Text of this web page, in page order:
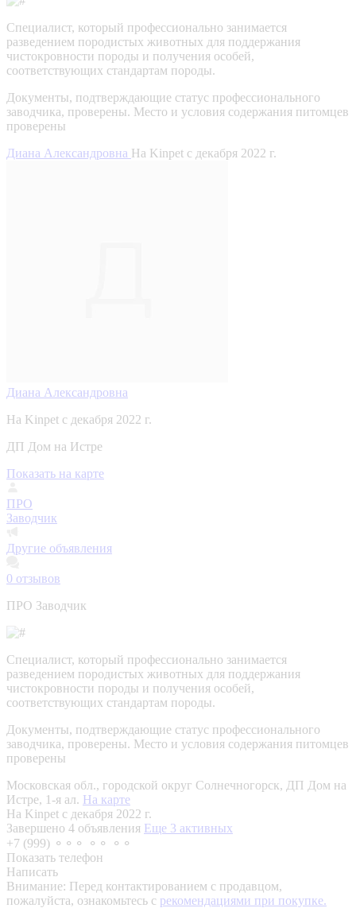
Специалист, который профессионально занимается
разведением породистых животных для поддержания
чистокровности породы и получения особей,
соответствующих стандартам породы.
Документы, подтверждающие статус профессионального
заводчика, проверены. Место и условия содержания питомцев
проверены
Диана Александровна На Kinpet c декабря 2022 г.
Диана Александровна
На Kinpet c декабря 2022 г.
ДП Дом на Истре
Показать на карте
ПРО
Заводчик
Другие объявления
0 отзывов
ПРО Заводчик
Специалист, который профессионально занимается
разведением породистых животных для поддержания
чистокровности породы и получения особей,
соответствующих стандартам породы.
Документы, подтверждающие статус профессионального
заводчика, проверены. Место и условия содержания питомцев
проверены
Московская обл., городской округ Солнечногорск, ДП Дом на
Истре, 1-я ал. На карте
На Kinpet c декабря 2022 г.
Завершено 4 объявления Еще 3 активных
+7 (999) ⚬⚬⚬ ⚬⚬ ⚬⚬
Показать телефон
Написать
Внимание: Перед контактированием с продавцом,
пожалуйста, ознакомьтесь с рекомендациями при покупке.